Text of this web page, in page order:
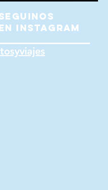
INSTAGRAM